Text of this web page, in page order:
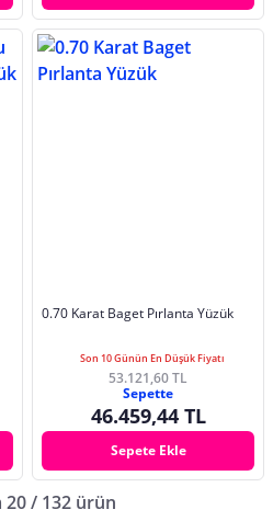
0.70 Karat Baget Pırlanta Yüzük
Son 10 Günün En Düşük Fiyatı
53.121,60 TL
Sepette
46.459,44 TL
Sepete Ekle
20 / 132 ürün